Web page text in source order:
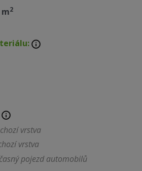
m2
vrstva
vrstva
pojezd automobilů